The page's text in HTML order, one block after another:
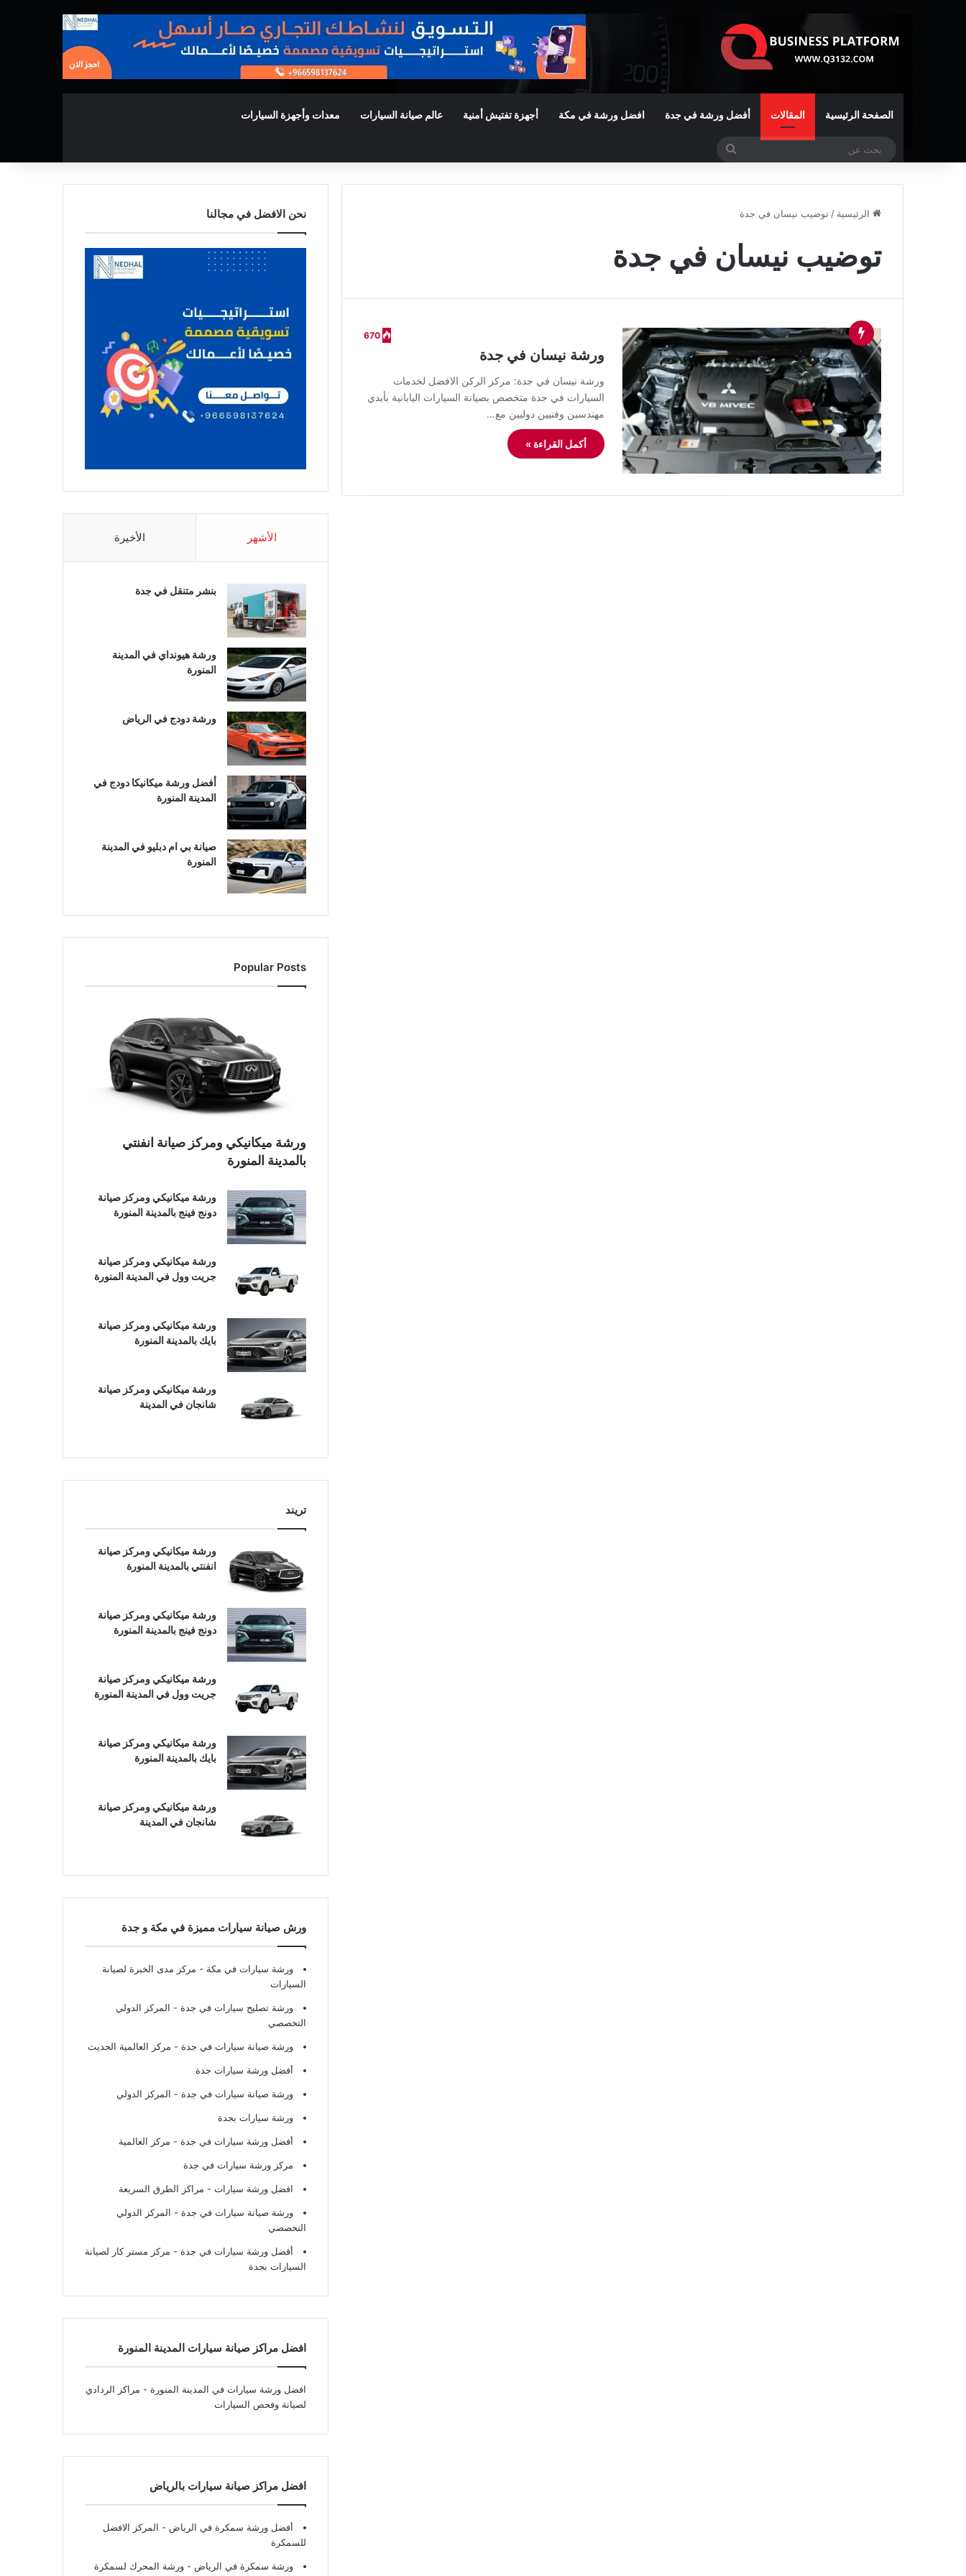
الصفحة الرئيسية المقالات أفضل ورشة في جدة افضل ورشة في مكة أجهزة تفتيش أمنية عالم صيانة السيارات معدات وأجهزة السيارات
الرئيسية / توضيب نيسان في جدة
توضيب نيسان في جدة
670
ورشة نيسان في جدة
ورشة نيسان في جدة: مركز الركن الافضل لخدمات
السيارات في جدة متخصص بصيانة السيارات اليابانية بأيدي
مهندسين وفنيين دوليين مع…
أكمل القراءة »
نحن الافضل في مجالنا
الأشهر الأخيرة
بنشر متنقل في جدة
ورشة هيونداي في المدينة
المنورة
ورشة دودج في الرياض
أفضل ورشة ميكانيكا دودج في
المدينة المنورة
صيانة بي ام دبليو في المدينة
المنورة
Popular Posts
ورشة ميكانيكي ومركز صيانة انفنتي
بالمدينة المنورة
ورشة ميكانيكي ومركز صيانة
دونج فينج بالمدينة المنورة
ورشة ميكانيكي ومركز صيانة
جريت وول في المدينة المنورة
ورشة ميكانيكي ومركز صيانة
بايك بالمدينة المنورة
ورشة ميكانيكي ومركز صيانة
شانجان في المدينة
تريند
ورشة ميكانيكي ومركز صيانة
انفنتي بالمدينة المنورة
ورشة ميكانيكي ومركز صيانة
دونج فينج بالمدينة المنورة
ورشة ميكانيكي ومركز صيانة
جريت وول في المدينة المنورة
ورشة ميكانيكي ومركز صيانة
بايك بالمدينة المنورة
ورشة ميكانيكي ومركز صيانة
شانجان في المدينة
ورش صيانة سيارات مميزة في مكة و جدة
ورشة سيارات في مكة - مركز مدى الخبرة لصيانة
السيارات
ورشة تصليح سيارات في جدة - المركز الدولي
التخصصي
ورشة صيانة سيارات في جدة - مركز العالمية الحديث
أفضل ورشة سيارات جدة
ورشة صيانة سيارات في جدة - المركز الدولي
ورشة سيارات بجدة
أفضل ورشة سيارات في جدة - مركز العالمية
مركز ورشة سيارات في جدة
افضل ورشة سيارات - مراكز الطرق السريعة
ورشة صيانة سيارات في جدة - المركز الدولي
التخصصي
أفضل ورشة سيارات في جدة - مركز مستر كار لصيانة
السيارات بجدة
افضل مراكز صيانة سيارات المدينة المنورة
افضل ورشة سيارات في المدينة المنورة - مراكز الردادي
لصيانة وفحص السيارات
افضل مراكز صيانة سيارات بالرياض
أفضل ورشة سمكرة في الرياض - المركز الافضل
للسمكرة
ورشة سمكرة في الرياض - ورشة المحرك لسمكرة